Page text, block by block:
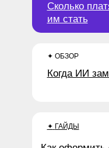
Сколько
им стать
✦ ОБЗОР
✦ ГАЙДЫ
Когда ИИ